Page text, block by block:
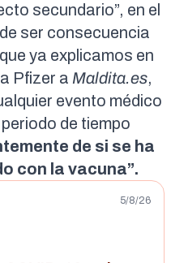
secundario”, en el
ser consecuencia
ya explicamos en
Pfizer a Maldita.es,
evento médico
de tiempo
de si se ha
con la vacuna”.
5/8/26